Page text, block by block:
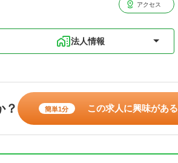
アクセス
法人情報
？ 簡単1分 この求人に興味がある